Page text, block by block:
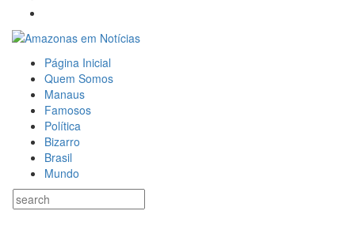
Página Inicial
Quem Somos
Manaus
Famosos
Política
Bizarro
Brasil
Mundo